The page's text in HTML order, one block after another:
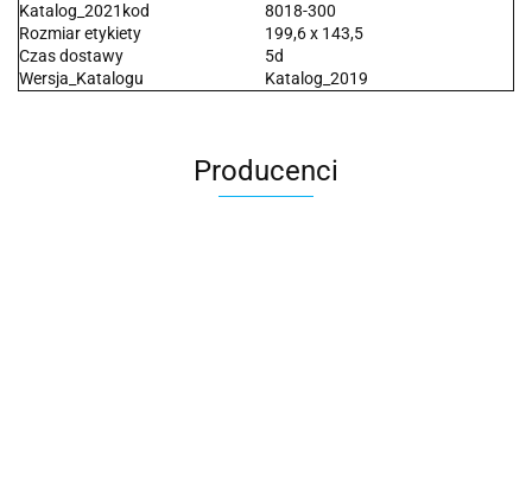
Katalog_2021kod
8018-300
Rozmiar etykiety
199,6 x 143,5
Czas dostawy
5d
Wersja_Katalogu
Katalog_2019
Producenci